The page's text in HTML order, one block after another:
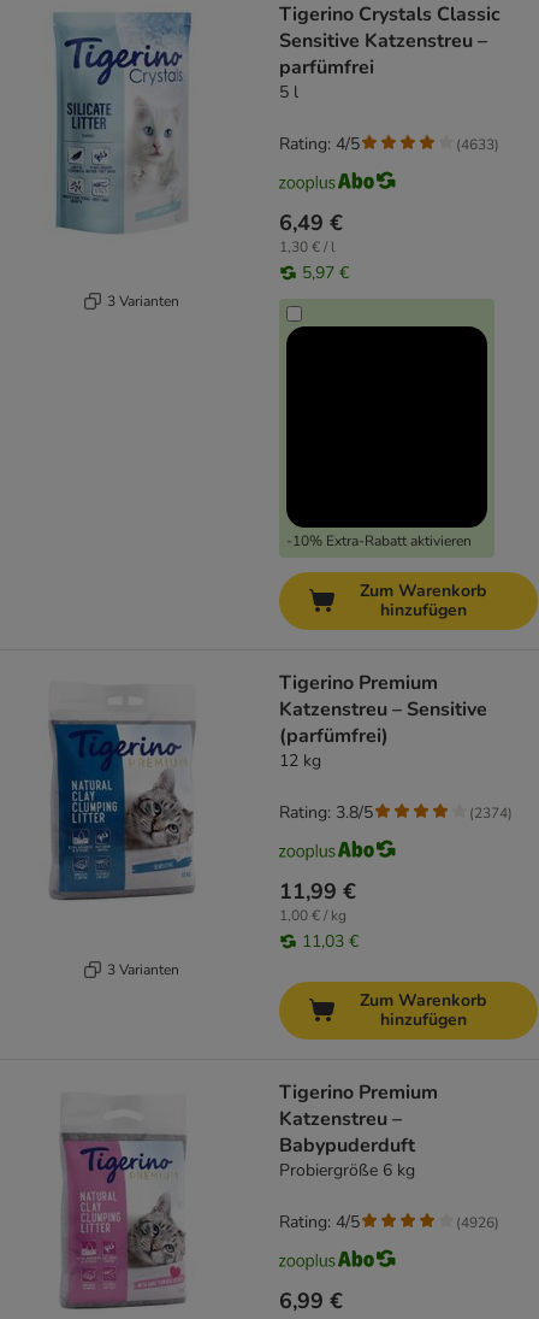
3 Varianten
Tigerino Crystals Classic
Sensitive Katzenstreu –
parfümfrei
5 l
6,49 €
1,30 € / l
5,97 €
-10% Extra-Rabatt aktivieren
Rating: 4/5 (4633)
Zum Warenkorb
hinzufügen
3 Varianten
Tigerino Premium
Katzenstreu – Sensitive
(parfümfrei)
12 kg
11,99 €
1,00 € / kg
11,03 €
Rating: 3.8/5 (2374)
Zum Warenkorb
hinzufügen
Tigerino Premium
Katzenstreu –
Babypuderduft
Probiergröße 6 kg
6,99 €
Rating: 4/5 (4926)